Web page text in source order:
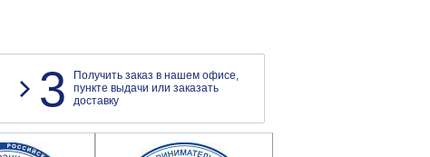
3
Получить заказ в нашем офисе,
пункте выдачи или заказать
доставку